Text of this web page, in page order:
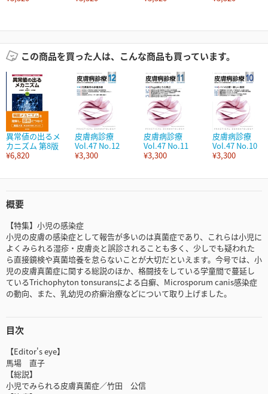
この商品を買った人は、こんな商品も買っています。
異常値の出るメ
カニズム 第8版
¥6,820
皮膚病診療
Vol.47 No.12
¥3,300
皮膚病診療
Vol.47 No.11
¥3,300
皮膚病診療
Vol.47 No.10
¥3,300
概要
【特集】小児の感染症
小児の皮膚の感染症として報告が多いのは真菌症であり、これらは小児に
よくみられる湿疹・皮膚炎と誤診されることも多く、少しでも疑われた
ら直接鏡検や真菌培養を怠らないことが大切だといえます。今号では、小
児の皮膚真菌症に関する総説のほか、格闘技をしている学童間で蔓延し
ているTrichophyton tonsuransによる白癬、Microsporum canis感染症
の動向、また、乳幼児の疥癬治療などについて取り上げました。
目次
【Editor's eye】
馬場 直子
【総説】
小児でみられる皮膚真菌症／竹田 公信